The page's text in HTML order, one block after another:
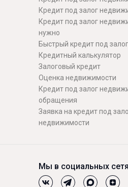
Кредит под залог
Кредит под залог
нужно
Быстрый кредит под
Кредитный калькулятор
Залоговый кредит
Оценка недвижимости
Кредит под залог
обращения
Заявка на кредит под
недвижимости
Мы в социальных